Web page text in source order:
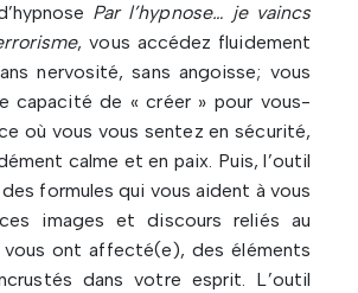
Par l’hypnose… je vaincs
, vous accédez fluidement
nervosité, sans angoisse; vous
capacité de « créer » pour vous-
où vous vous sentez en sécurité,
calme et en paix. Puis, l’outil
formules qui vous aident à vous
images et discours reliés au
ont affecté(e), des éléments
dans votre esprit. L’outil